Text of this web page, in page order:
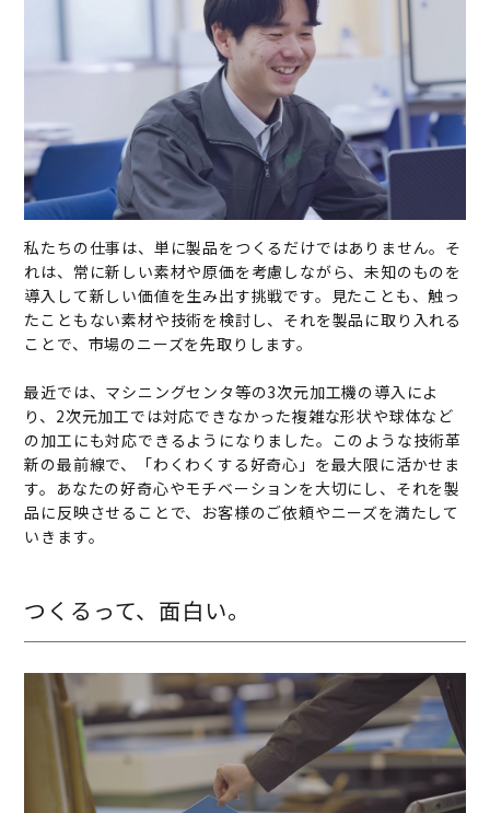
私たちの仕事は、単に製品をつくるだけではありません。そ
れは、常に新しい素材や原価を考慮しながら、未知のものを
導入して新しい価値を生み出す挑戦です。見たことも、触っ
たこともない素材や技術を検討し、それを製品に取り入れる
ことで、市場のニーズを先取りします。
最近では、マシニングセンタ等の3次元加工機の導入によ
り、2次元加工では対応できなかった複雑な形状や球体など
の加工にも対応できるようになりました。このような技術革
新の最前線で、「わくわくする好奇心」を最大限に活かせま
す。あなたの好奇心やモチベーションを大切にし、それを製
品に反映させることで、お客様のご依頼やニーズを満たして
いきます。
つくるって、面白い。